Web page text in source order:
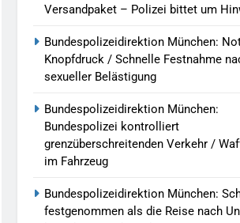
Ermittlungen Der Finanzkontrolle
In Saarbrücken
/ Bundespolizei Ermittelt Wegen
Versandpaket – Polizei bittet um
Bundespolizeidirektion München:
Knopfdruck / Schnelle Festnahme
sexueller Belästigung
Bundespolizeidirektion München:
Bundespolizei kontrolliert
grenzüberschreitenden Verkehr /
im Fahrzeug
Bundespolizeidirektion München:
festgenommen als die Reise nach